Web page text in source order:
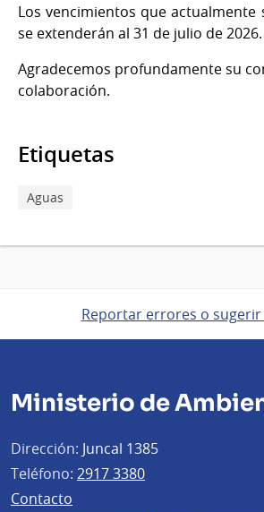
Los vencimientos que actualmente
se extenderán al 31 de julio de 2026.
Agradecemos profundamente su
colaboración.
Etiquetas
Aguas
Reportar errores o
Ministerio de
Dirección: Juncal 1385
Teléfono: 2917 3380
Contacto